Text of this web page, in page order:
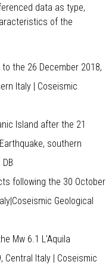
data as type,
of the
the 26 December 2018,
Italy | Coseismic
Island after the 21
southern
following the 30 October
Coseismic Geological
Mw 6.1 L'Aquila
Central Italy | Coseismic